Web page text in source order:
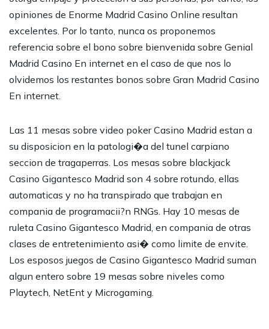
opiniones de Enorme Madrid Casino Online resultan
excelentes. Por lo tanto, nunca os proponemos
referencia sobre el bono sobre bienvenida sobre Genial
Madrid Casino En internet en el caso de que nos lo
olvidemos los restantes bonos sobre Gran Madrid Casino
En internet.
Las 11 mesas sobre video poker Casino Madrid estan a
su disposicion en la patologi�a del tunel carpiano
seccion de tragaperras. Los mesas sobre blackjack
Casino Gigantesco Madrid son 4 sobre rotundo, ellas
automaticas y no ha transpirado que trabajan en
compania de programacii?n RNGs. Hay 10 mesas de
ruleta Casino Gigantesco Madrid, en compania de otras
clases de entretenimiento asi� como limite de envite.
Los esposos juegos de Casino Gigantesco Madrid suman
algun entero sobre 19 mesas sobre niveles como
Playtech, NetEnt y Microgaming.